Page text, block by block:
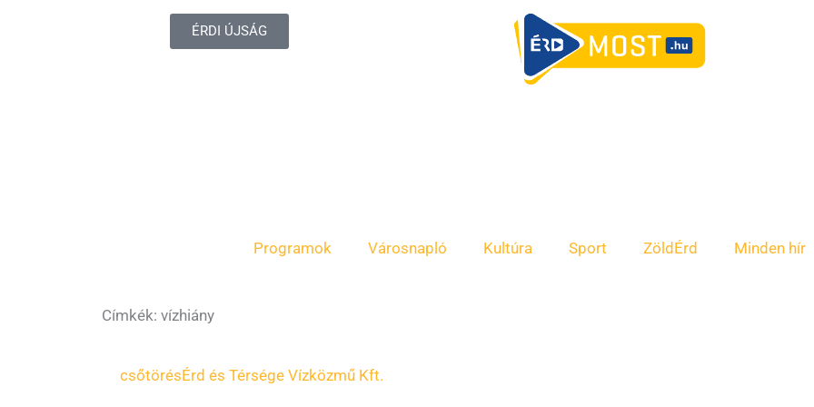
ÉRDI ÚJSÁG
Programok Városnapló Kultúra Sport ZöldÉrd Minden hír
Címkék: vízhiány
csőtörésÉrd és Térsége Vízközmű Kft.